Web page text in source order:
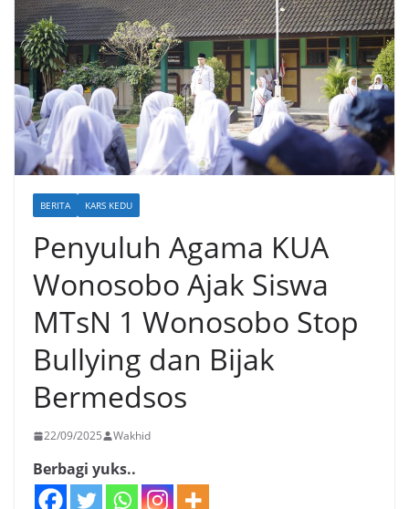
BERITA KARS KEDU
Penyuluh Agama KUA
Wonosobo Ajak Siswa
MTsN 1 Wonosobo Stop
Bullying dan Bijak
Bermedsos
22/09/2025 Wakhid
Berbagi yuks..